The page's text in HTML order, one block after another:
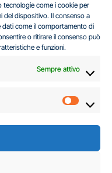
tecnologie come i cookie per
del dispositivo. Il consenso a
come il comportamento di
o ritirare il consenso può
e funzioni.
Sempre attivo
i diritti riservati